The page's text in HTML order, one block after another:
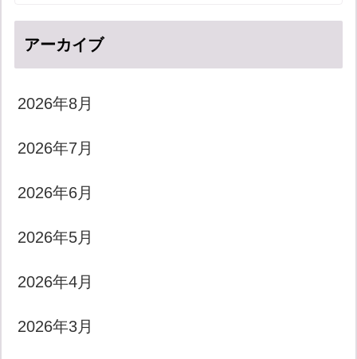
アーカイブ
2026年8月
2026年7月
2026年6月
2026年5月
2026年4月
2026年3月